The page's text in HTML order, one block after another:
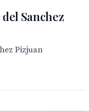
del Sanchez
Pizjuan